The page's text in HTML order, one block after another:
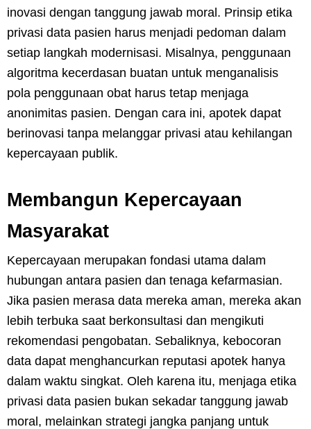
inovasi dengan tanggung jawab moral. Prinsip etika
privasi data pasien harus menjadi pedoman dalam
setiap langkah modernisasi. Misalnya, penggunaan
algoritma kecerdasan buatan untuk menganalisis
pola penggunaan obat harus tetap menjaga
anonimitas pasien. Dengan cara ini, apotek dapat
berinovasi tanpa melanggar privasi atau kehilangan
kepercayaan publik.
Membangun Kepercayaan
Masyarakat
Kepercayaan merupakan fondasi utama dalam
hubungan antara pasien dan tenaga kefarmasian.
Jika pasien merasa data mereka aman, mereka akan
lebih terbuka saat berkonsultasi dan mengikuti
rekomendasi pengobatan. Sebaliknya, kebocoran
data dapat menghancurkan reputasi apotek hanya
dalam waktu singkat. Oleh karena itu, menjaga etika
privasi data pasien bukan sekadar tanggung jawab
moral, melainkan strategi jangka panjang untuk